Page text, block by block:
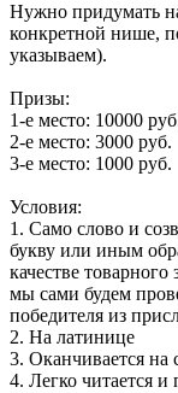
Нужно придумать
конкретной нише,
указываем).
Призы:
1-е место: 10000
2-е место: 3000 руб.
3-е место: 1000 руб.
Условия:
1. Само слово и
букву или иным
качестве
мы сами будем
победителя из
2. На латинице
3. Оканчивается на
4. Легко читается и